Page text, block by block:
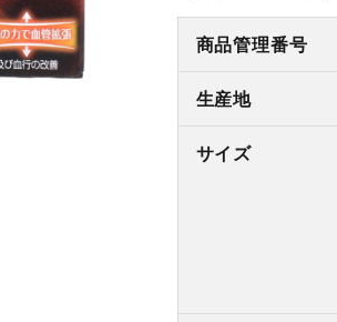
商品管理番号
生産地
サイズ